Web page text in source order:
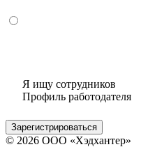
Я ищу сотрудников
Профиль работодателя
Зарегистрироваться
© 2026 ООО «Хэдхантер»